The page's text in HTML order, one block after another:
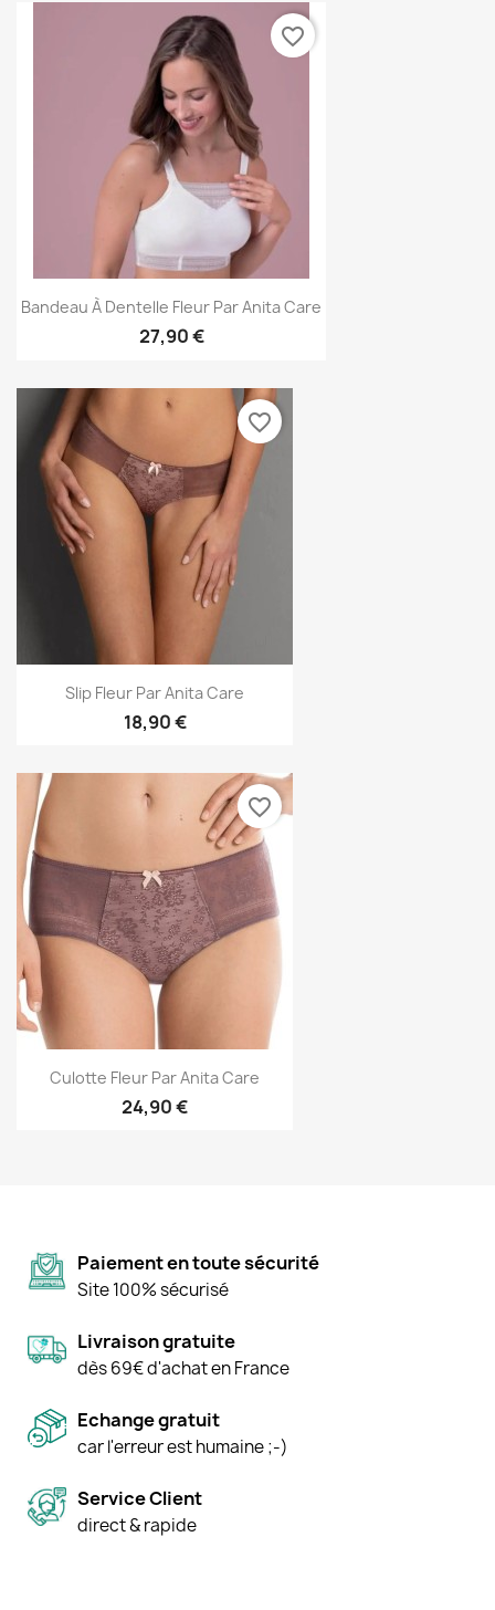
Bandeau À Dentelle Fleur Par Anita Care
27,90 €
favorite_border
Slip Fleur Par Anita Care
18,90 €
favorite_border
Culotte Fleur Par Anita Care
24,90 €
favorite_border
Paiement en toute sécurité
Site 100% sécurisé
Livraison gratuite
dès 69€ d'achat en France
Echange gratuit
car l'erreur est humaine ;-)
Service Client
direct & rapide